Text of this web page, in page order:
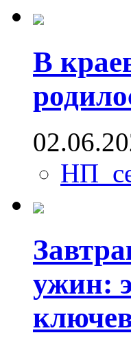
В
ужин: